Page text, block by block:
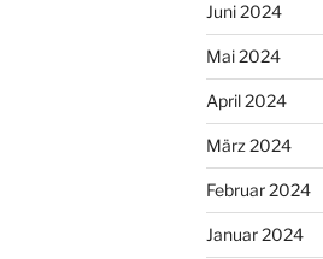
Juni 2024
Mai 2024
April 2024
März 2024
Februar 2024
Januar 2024